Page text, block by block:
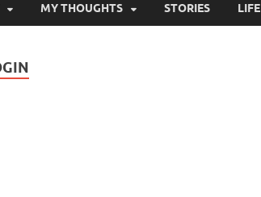
MY THOUGHTS STORIES